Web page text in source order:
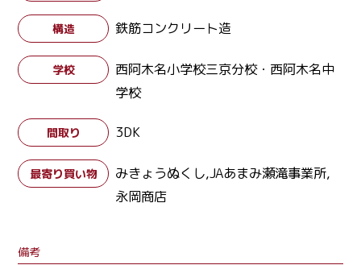
構造 鉄筋コンクリート造
学校
西阿木名小学校三京分校・西阿木名中
学校
間取り 3DK
最寄り買い物
みきょうぬくし,JAあまみ瀬滝事業所,
永岡商店
備考